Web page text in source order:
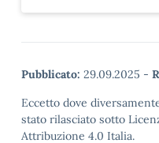
Pubblicato: 29.09.2025 -
Eccetto dove
stato rilasciato sotto
Attribuzione 4.0 Italia.